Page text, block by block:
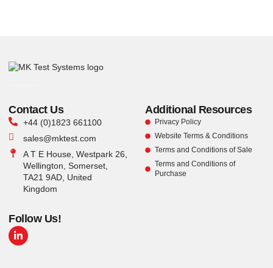
Contact Us
+44 (0)1823 661100
sales@mktest.com
A T E House, Westpark 26,
Wellington, Somerset,
TA21 9AD, United
Kingdom
Additional Resources
Privacy Policy
Website Terms & Conditions
Terms and Conditions of Sale
Terms and Conditions of
Purchase
Follow Us!